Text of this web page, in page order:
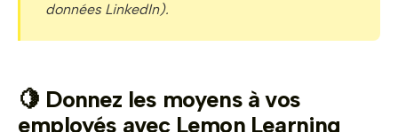
données LinkedIn).
🍋 Donnez les moyens à vos
employés avec Lemon Learning